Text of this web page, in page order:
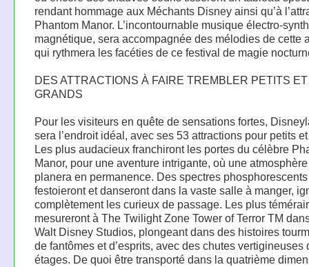
rendant hommage aux Méchants Disney ainsi qu’à
Phantom Manor. L’incontournable musique électro-
magnétique, sera accompagnée des mélodies de cette
qui rythmera les facéties de ce festival de magie
DES ATTRACTIONS À FAIRE TREMBLER PETITS ET
GRANDS
Pour les visiteurs en quête de sensations fortes,
sera l’endroit idéal, avec ses 53 attractions pour petits
Les plus audacieux franchiront les portes du célèbre
Manor, pour une aventure intrigante, où une
planera en permanence. Des spectres phosphorescents
festoieront et danseront dans la vaste salle à manger,
complètement les curieux de passage. Les plus
mesureront à The Twilight Zone Tower of Terror TM
Walt Disney Studios, plongeant dans des histoires
de fantômes et d’esprits, avec des chutes vertigineuses
étages. De quoi être transporté dans la quatrième